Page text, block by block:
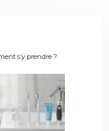
s’y prendre ?